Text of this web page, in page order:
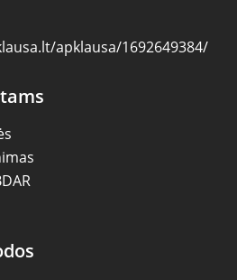
apklausa/1692649384/